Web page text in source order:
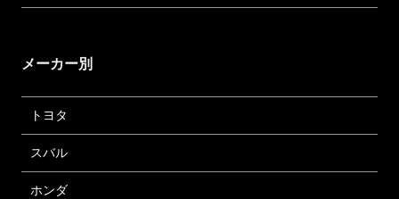
メーカー別
トヨタ
スバル
ホンダ